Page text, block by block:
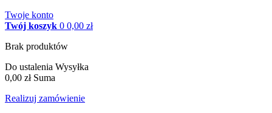
Twoje konto
Twój koszyk 0 0,00 zł
Brak produktów
Do ustalenia Wysyłka
0,00 zł Suma
Realizuj zamówienie